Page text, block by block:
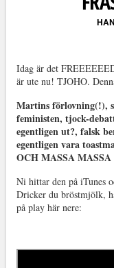
Idag är det
är ute nu! TJOHO.
Martins förlovning(!),
feministen, tjock-
egentligen ut?, falsk
egentligen vara
OCH MASSA
Ni hittar den på iTunes
Dricker du bröstmjölk,
på play här nere: